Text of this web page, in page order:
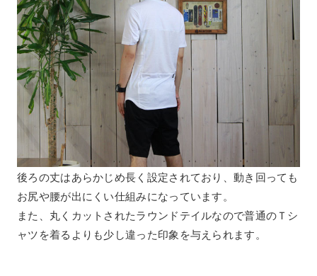
後ろの丈はあらかじめ長く設定されており、動き回っても
お尻や腰が出にくい仕組みになっています。
また、丸くカットされたラウンドテイルなので普通のＴシ
ャツを着るよりも少し違った印象を与えられます。